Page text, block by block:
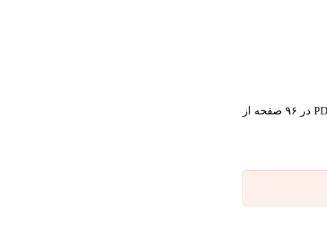
کتاب طراحی دانشگاه ها و جزییات ریزفضاها توسط پیمان رزمجو تهیه شده است که به صورت ترجمه و تألیف می باشد و به صورت PDF در ۹۶ صفحه از